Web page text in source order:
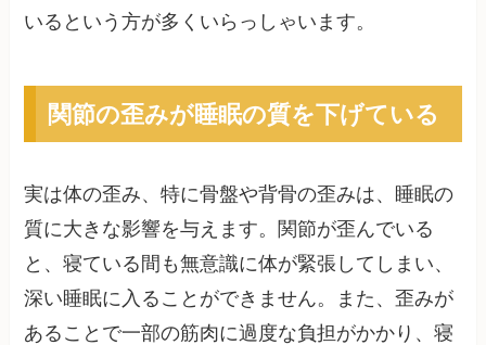
いるという方が多くいらっしゃいます。
関節の歪みが睡眠の質を下げている
実は体の歪み、特に骨盤や背骨の歪みは、睡眠の
質に大きな影響を与えます。関節が歪んでいる
と、寝ている間も無意識に体が緊張してしまい、
深い睡眠に入ることができません。また、歪みが
あることで一部の筋肉に過度な負担がかかり、寝